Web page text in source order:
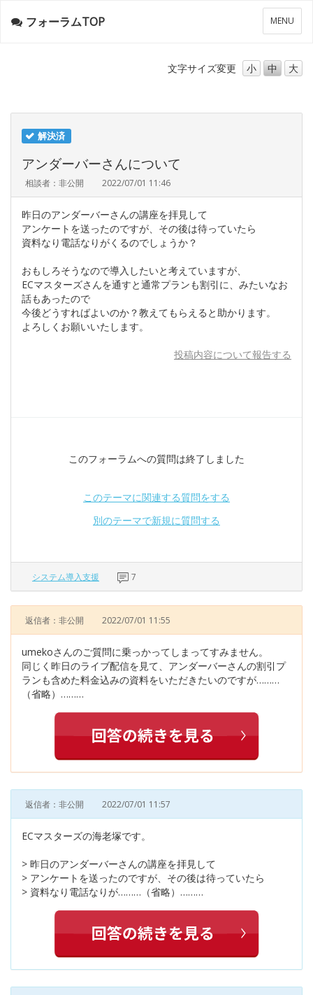
メ
ニ
ー
MENU
フォーラムTOP
文字サイズ変更 小 中 大
解決済
アンダーバーさんについて
相談者：非公開 2022/07/01 11:46
昨日のアンダーバーさんの講座を拝見して
アンケートを送ったのですが、その後は待っていたら
資料なり電話なりがくるのでしょうか？
おもしろそうなので導入したいと考えていますが、
ECマスターズさんを通すと通常プランも割引に、みたいなお
話もあったので
今後どうすればよいのか？教えてもらえると助かります。
よろしくお願いいたします。
投稿内容について報告する
このフォーラムへの質問は終了しました
このテーマに関連する質問をする
別のテーマで新規に質問する
システム導入支援 7
返信者：非公開 2022/07/01 11:55
umekoさんのご質問に乗っかってしまってすみません。
同じく昨日のライブ配信を見て、アンダーバーさんの割引プ
ランも含めた料金込みの資料をいただきたいのですが………
（省略）………
返信者：非公開 2022/07/01 11:57
ECマスターズの海老塚です。
> 昨日のアンダーバーさんの講座を拝見して
> アンケートを送ったのですが、その後は待っていたら
> 資料なり電話なりが………（省略）………